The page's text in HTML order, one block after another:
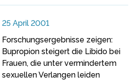
25 April 2001
Forschungsergebnisse zeigen:
Bupropion steigert die Libido bei
Frauen, die unter vermindertem
sexuellen Verlangen leiden